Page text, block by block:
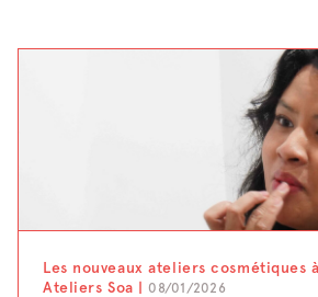
Les nouveaux ateliers cosmétiques
Ateliers Soa | 08/01/2026